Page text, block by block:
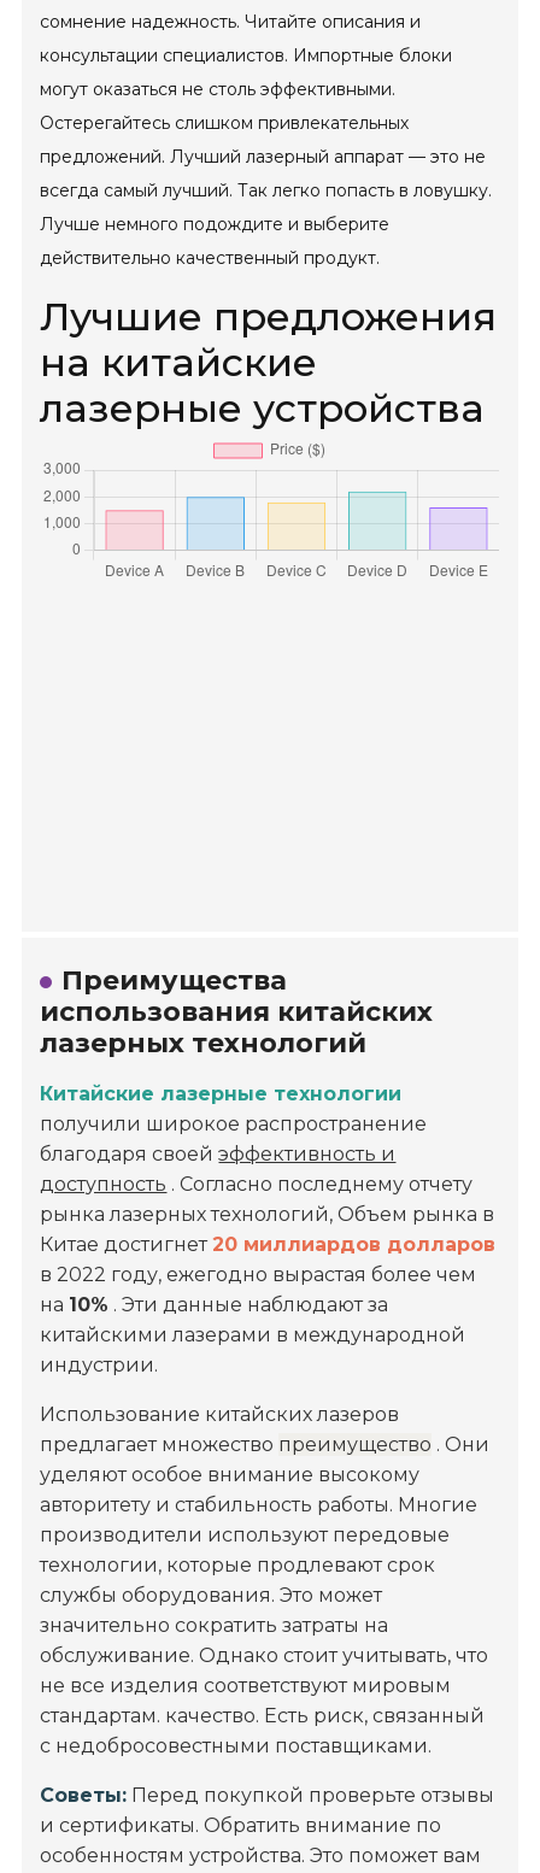
сомнение надежность. Читайте описания и
консультации специалистов. Импортные блоки
могут оказаться не столь эффективными.
Остерегайтесь слишком привлекательных
предложений. Лучший лазерный аппарат — это не
всегда самый лучший. Так легко попасть в ловушку.
Лучше немного подождите и выберите
действительно качественный продукт.
Лучшие предложения
на китайские
лазерные устройства
Преимущества
использования китайских
лазерных технологий
Китайские лазерные технологии
получили широкое распространение
благодаря своейэффективность и
доступность . Согласно последнему отчету
рынка лазерных технологий, Объем рынка в
Китае достигнет 20 миллиардов долларов
в 2022 году, ежегодно вырастая более чем
на 10% . Эти данные наблюдают за
китайскими лазерами в международной
индустрии.
Использование китайских лазеров
предлагает множество преимущество . Они
уделяют особое внимание высокому
авторитету и стабильность работы. Многие
производители используют передовые
технологии, которые продлевают срок
службы оборудования. Это может
значительно сократить затраты на
обслуживание. Однако стоит учитывать, что
не все изделия соответствуют мировым
стандартам. качество. Есть риск, связанный
с недобросовестными поставщиками.
Советы: Перед покупкой проверьте отзывы
и сертификаты. Обратить внимание по
особенностям устройства. Это поможет вам